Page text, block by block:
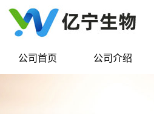
公司首页 公司介绍